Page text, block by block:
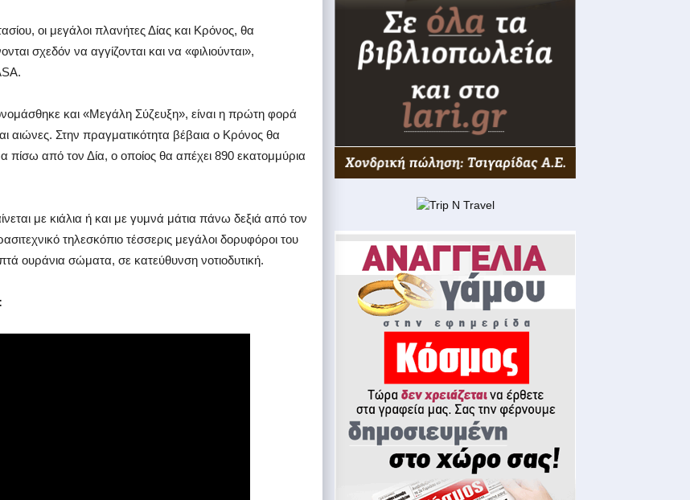
οι μεγάλοι πλανήτες Δίας και Κρόνος, θα
σχεδόν να αγγίζονται και να «φιλιούνται»,
και «Μεγάλη Σύζευξη», είναι η πρώτη φορά
αιώνες. Στην πραγματικότητα βέβαια ο Κρόνος θα
πίσω από τον Δία, ο οποίος θα απέχει 890 εκατομμύρια
με κιάλια ή και με γυμνά μάτια πάνω δεξιά από τον
τηλεσκόπιο τέσσερις μεγάλοι δορυφόροι του
ουράνια σώματα, σε κατεύθυνση νοτιοδυτική.